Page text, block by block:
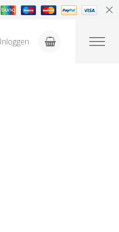
Inloggen